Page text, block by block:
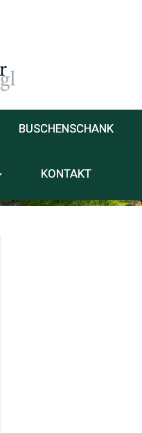
BUSCHENSCHANK
KONTAKT